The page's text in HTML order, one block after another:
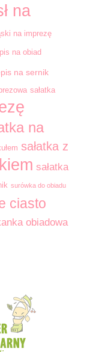
na
na imprezę
na obiad
na sernik
sałatka
na
sałatka z
sałatka
surówka do obiadu
ciasto
obiadowa